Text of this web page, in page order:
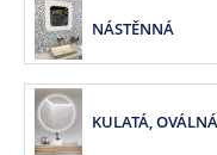
NÁSTĚNNÁ
KULATÁ,